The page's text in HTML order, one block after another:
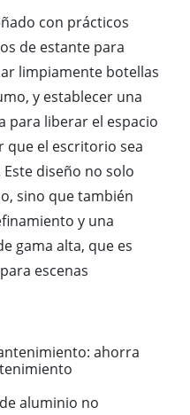
con prácticos
de estante para
limpiamente botellas
y establecer una
para liberar el espacio
que el escritorio sea
diseño no solo
sino que también
y una
gama alta, que es
escenas
ahorra
aluminio no